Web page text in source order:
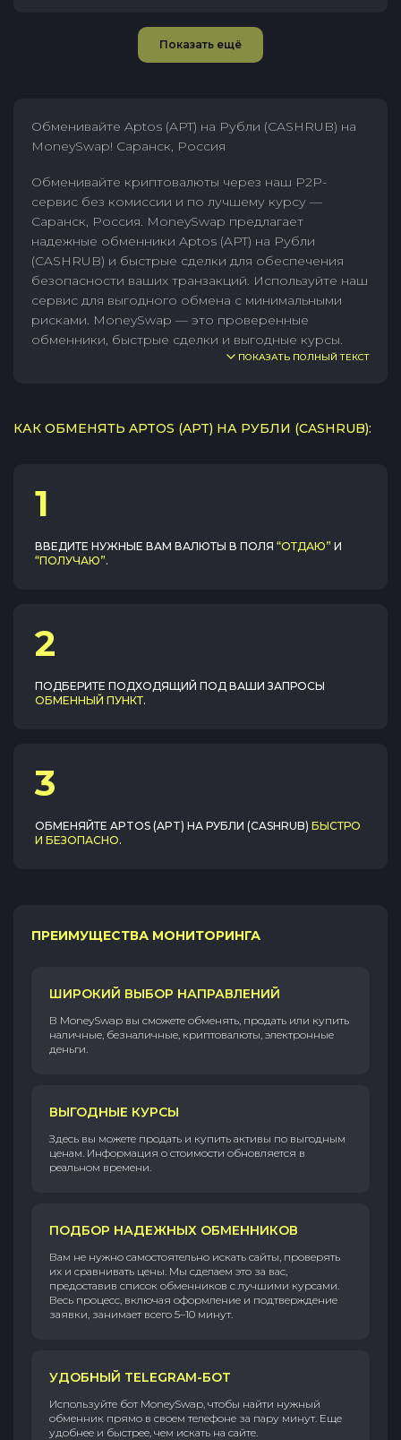
Показать ещё
Обменивайте Aptos (APT) на Рубли (CASHRUB) на
MoneySwap! Саранск, Россия
Обменивайте криптовалюты через наш P2P-
сервис без комиссии и по лучшему курсу —
Саранск, Россия. MoneySwap предлагает
надежные обменники Aptos (APT) на Рубли
(CASHRUB) и быстрые сделки для обеспечения
безопасности ваших транзакций. Используйте наш
сервис для выгодного обмена с минимальными
рисками. MoneySwap — это проверенные
обменники, быстрые сделки и выгодные курсы.
ПОКАЗАТЬ ПОЛНЫЙ ТЕКСТ
КАК ОБМЕНЯТЬ APTOS (APT) НА РУБЛИ (CASHRUB):
1
ВВЕДИТЕ НУЖНЫЕ ВАМ ВАЛЮТЫ В ПОЛЯ “ОТДАЮ” И
“ПОЛУЧАЮ”.
2
ПОДБЕРИТЕ ПОДХОДЯЩИЙ ПОД ВАШИ ЗАПРОСЫ
ОБМЕННЫЙ ПУНКТ.
3
ОБМЕНЯЙТЕ APTOS (APT) НА РУБЛИ (CASHRUB) БЫСТРО
И БЕЗОПАСНО.
ПРЕИМУЩЕСТВА МОНИТОРИНГА
ШИРОКИЙ ВЫБОР НАПРАВЛЕНИЙ
В MoneySwap вы сможете обменять, продать или купить
наличные, безналичные, криптовалюты, электронные
деньги.
ВЫГОДНЫЕ КУРСЫ
Здесь вы можете продать и купить активы по выгодным
ценам. Информация о стоимости обновляется в
реальном времени.
ПОДБОР НАДЕЖНЫХ ОБМЕННИКОВ
Вам не нужно самостоятельно искать сайты, проверять
их и сравнивать цены. Мы сделаем это за вас,
предоставив список обменников с лучшими курсами.
Весь процесс, включая оформление и подтверждение
заявки, занимает всего 5–10 минут.
УДОБНЫЙ TELEGRAM-БОТ
Используйте бот MoneySwap, чтобы найти нужный
обменник прямо в своем телефоне за пару минут. Еще
удобнее и быстрее, чем искать на сайте.